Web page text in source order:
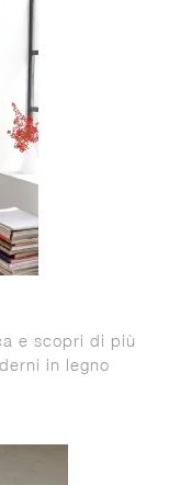
e scopri di più
in legno